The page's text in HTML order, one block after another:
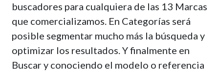
buscadores para cualquiera de las 13 Marcas
que comercializamos. En Categorías será
posible segmentar mucho más la búsqueda y
optimizar los resultados. Y finalmente en
Buscar y conociendo el modelo o referencia